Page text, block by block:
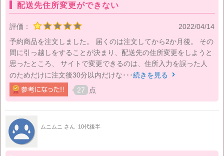
配送先住所変更ができない
評価：
2022/04/14
予約商品を注文しました。 届くのは注文してから2か月後。 その
間に引っ越しをすることが決まり、配送先の住所変更をしようと
思ったところ、 サイトで変更できるのは、住所入力を誤った人
のためだけに注文後30分以内だけな･･･続きを見る 
27 点
ムニムニ さん 10代後半